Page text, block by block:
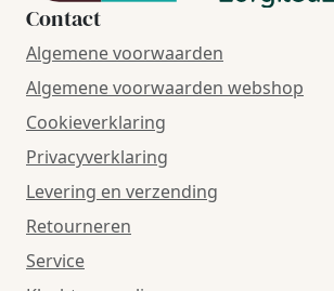
Contact
Algemene voorwaarden
Algemene voorwaarden webshop
Cookieverklaring
Privacyverklaring
Levering en verzending
Retourneren
Service